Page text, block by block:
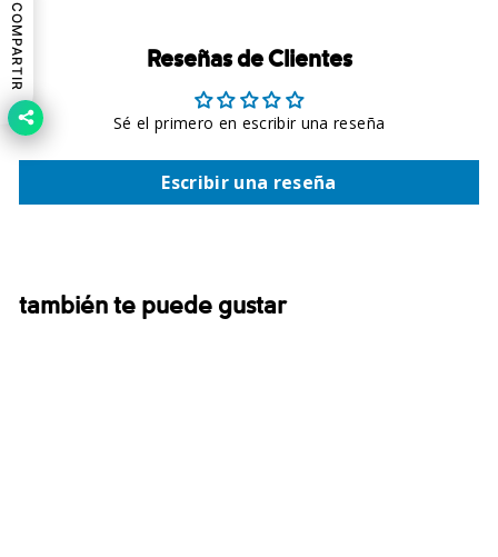
Reseñas de Clientes
Sé el primero en escribir una reseña
Escribir una reseña
también te puede gustar
COMPARTIR